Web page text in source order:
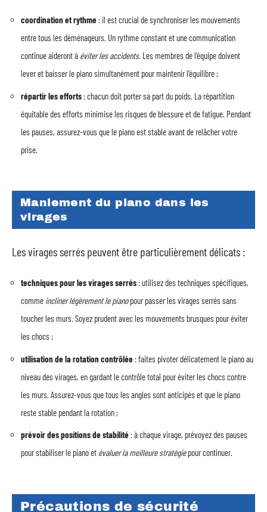
coordination et rythme : il est crucial de synchroniser les mouvements
entre tous les déménageurs. Un rythme constant et une communication
continue aideront à éviter les accidents. Les membres de l’équipe doivent
lever et baisser le piano simultanément pour maintenir l’équilibre ;
répartir les efforts : chacun doit porter sa part du poids. La répartition
équitable des efforts minimise les risques de blessure et de fatigue. Pendant
les pauses, assurez-vous que le piano est stable avant de relâcher votre
prise.
Maniement du piano dans les
virages
Les virages serrés peuvent être particulièrement délicats :
techniques pour les virages serrés : utilisez des techniques spécifiques,
comme incliner légèrement le pianopour passer les virages serrés sans
toucher les murs. Soyez prudent avec les mouvements brusques pour éviter
les chocs ;
utilisation de la rotation contrôlée : faites pivoter délicatement le piano au
niveau des virages, en gardant le contrôle total pour éviter les chocs contre
les murs. Assurez-vous que tous les angles sont anticipés et que le piano
reste stable pendant la rotation ;
prévoir des positions de stabilité : à chaque virage, prévoyez des pauses
pour stabiliser le piano et évaluer la meilleure stratégiepour continuer.
Précautions de sécurité